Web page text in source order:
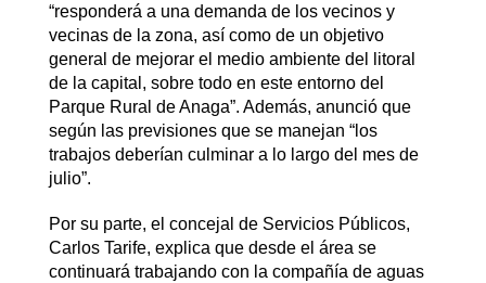
“responderá a una demanda de los vecinos y
vecinas de la zona, así como de un objetivo
general de mejorar el medio ambiente del litoral
de la capital, sobre todo en este entorno del
Parque Rural de Anaga”. Además, anunció que
según las previsiones que se manejan “los
trabajos deberían culminar a lo largo del mes de
julio”.
Por su parte, el concejal de Servicios Públicos,
Carlos Tarife, explica que desde el área se
continuará trabajando con la compañía de aguas